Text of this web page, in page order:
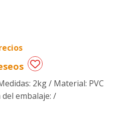
2kg / Material: PVC
embalaje: /